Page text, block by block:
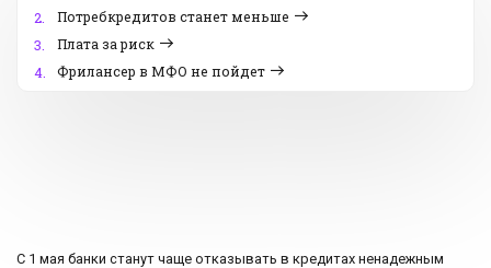
2.
Потребкредитов станет меньше
3.
Плата за риск
4.
Фрилансер в МФО не пойдет
С 1 мая банки станут чаще отказывать в кредитах ненадежным